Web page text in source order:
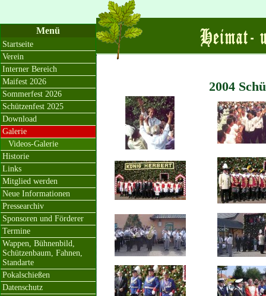
2004
Menü
Startseite
Verein
Interner Bereich
Maifest 2026
Sommerfest 2026
Schützenfest 2025
Download
Galerie
Videos-Galerie
Historie
Links
Mitglied werden
Neue Informationen
Pressearchiv
Sponsoren und Förderer
Termine
Wappen, Bühnenbild,
Schützenbaum, Fahnen,
Standarte
Pokalschießen
Datenschutz